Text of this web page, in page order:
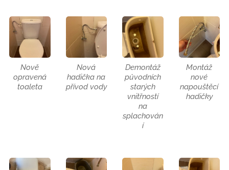
Nově
opravená
toaleta
Nová
hadička na
přívod vody
Demontáž
původních
starých
vnitřností
na
splachován
í
Montáž
nové
napouštěcí
hadičky